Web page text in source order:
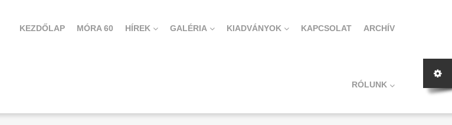
KEZDŐLAP MÓRA 60 HÍREK GALÉRIA KIADVÁNYOK KAPCSOLAT ARCHÍV
RÓLUNK